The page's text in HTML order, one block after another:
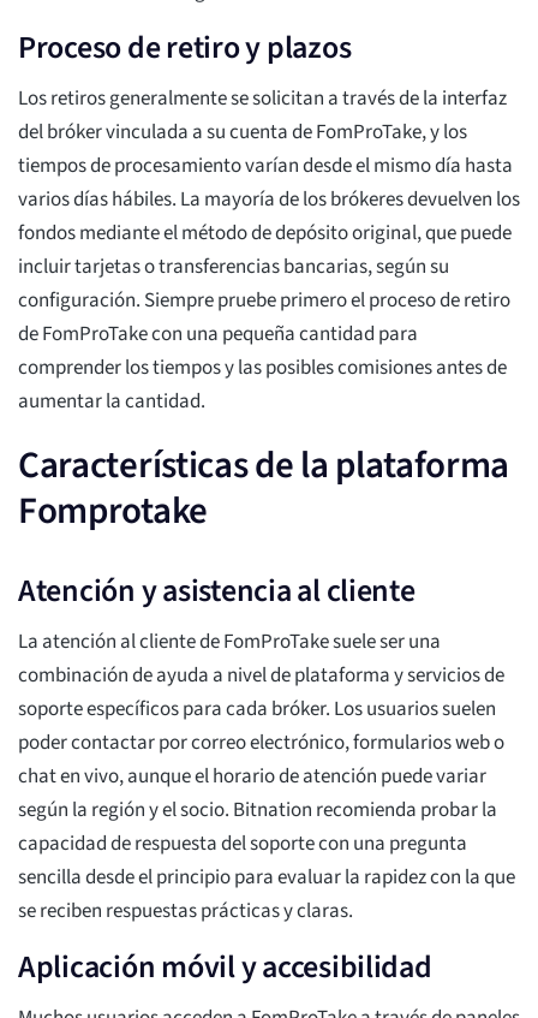
Proceso de retiro y plazos
Los retiros generalmente se solicitan a través de la interfaz
del bróker vinculada a su cuenta de FomProTake, y los
tiempos de procesamiento varían desde el mismo día hasta
varios días hábiles. La mayoría de los brókeres devuelven los
fondos mediante el método de depósito original, que puede
incluir tarjetas o transferencias bancarias, según su
configuración. Siempre pruebe primero el proceso de retiro
de FomProTake con una pequeña cantidad para
comprender los tiempos y las posibles comisiones antes de
aumentar la cantidad.
Características de la plataforma
Fomprotake
Atención y asistencia al cliente
La atención al cliente de FomProTake suele ser una
combinación de ayuda a nivel de plataforma y servicios de
soporte específicos para cada bróker. Los usuarios suelen
poder contactar por correo electrónico, formularios web o
chat en vivo, aunque el horario de atención puede variar
según la región y el socio. Bitnation recomienda probar la
capacidad de respuesta del soporte con una pregunta
sencilla desde el principio para evaluar la rapidez con la que
se reciben respuestas prácticas y claras.
Aplicación móvil y accesibilidad